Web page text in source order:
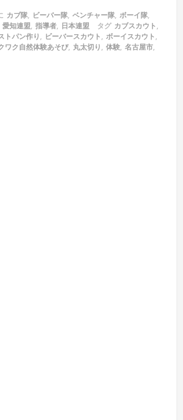
カブ隊, ビーバー隊, ベンチャー隊, ボーイ隊,
愛知連盟, 指導者, 日本連盟 タグ カブスカウト,
トパン作り, ビーバースカウト, ボーイスカウト,
ワク自然体験あそび, 丸太切り, 体験, 名古屋市,